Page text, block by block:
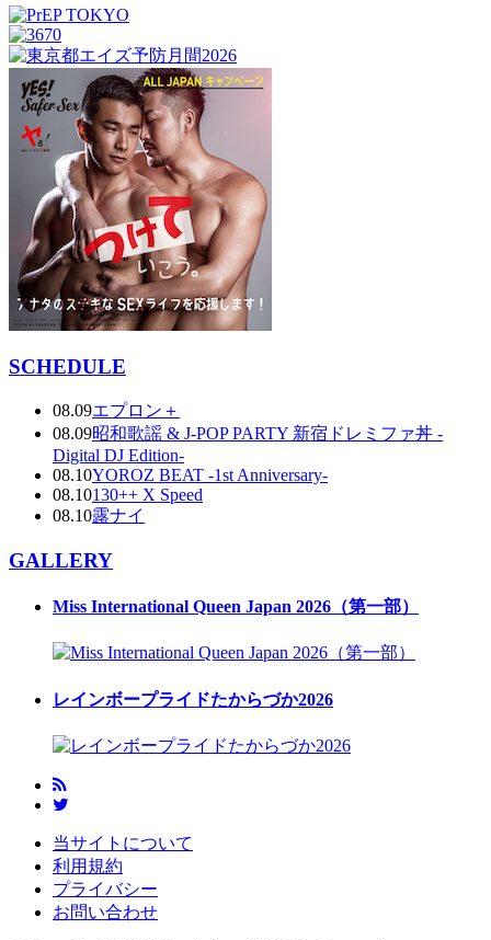
SCHEDULE
08.09エプロン＋
08.09昭和歌謡 & J-POP PARTY 新宿ドレミファ丼 -
Digital DJ Edition-
08.10YOROZ BEAT -1st Anniversary-
08.10130++ X Speed
08.10露ナイ
GALLERY
Miss International Queen Japan 2026（第一部）
レインボープライドたからづか2026
当サイトについて
利用規約
プライバシー
お問い合わせ